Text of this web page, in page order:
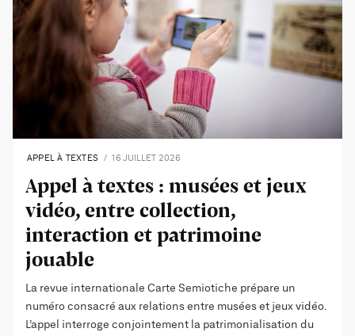
APPEL À TEXTES 16 JUILLET 2026
Appel à textes : musées et jeux
vidéo, entre collection,
interaction et patrimoine
jouable
La revue internationale Carte Semiotiche prépare un
numéro consacré aux relations entre musées et jeux vidéo.
L’appel interroge conjointement la patrimonialisation du